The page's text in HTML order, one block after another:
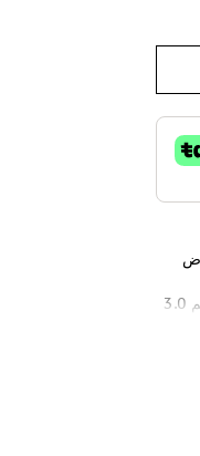
بالكامل الذي يحمل زخرفة ناتئة مع شعار مون بلان إكستريم 3.0